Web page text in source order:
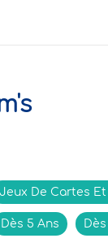
Jeux De Cartes Et
Dès 5 Ans